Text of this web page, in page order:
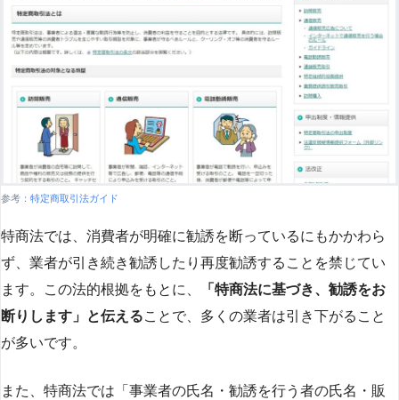
参考： 特定商取引法ガイド
特商法では、消費者が明確に勧誘を断っているにもかかわら
ず、業者が引き続き勧誘したり再度勧誘することを禁じてい
ます。この法的根拠をもとに、
「特商法に基づき、勧誘をお
断りします」と伝えることで、多くの業者は引き下がること
が多いです​​。
また、特商法では「事業者の氏名・勧誘を行う者の氏名・販